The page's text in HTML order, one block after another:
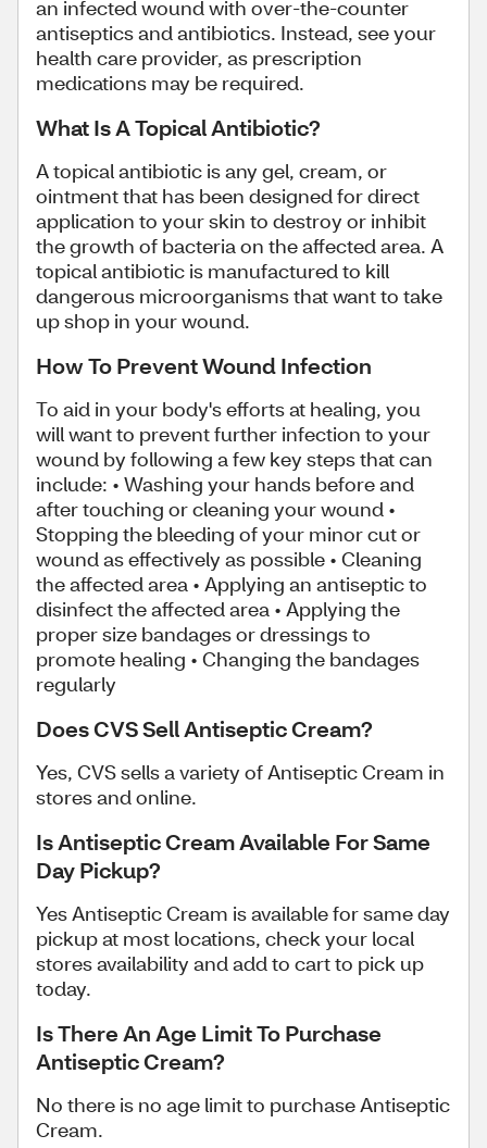
an infected wound with over-the-counter
antiseptics and antibiotics. Instead, see your
health care provider, as prescription
medications may be required.
What Is A Topical Antibiotic?
A topical antibiotic is any gel, cream, or
ointment that has been designed for direct
application to your skin to destroy or inhibit
the growth of bacteria on the affected area. A
topical antibiotic is manufactured to kill
dangerous microorganisms that want to take
up shop in your wound.
How To Prevent Wound Infection
To aid in your body's efforts at healing, you
will want to prevent further infection to your
wound by following a few key steps that can
include: • Washing your hands before and
after touching or cleaning your wound •
Stopping the bleeding of your minor cut or
wound as effectively as possible • Cleaning
the affected area • Applying an antiseptic to
disinfect the affected area • Applying the
proper size bandages or dressings to
promote healing • Changing the bandages
regularly
Does CVS Sell Antiseptic Cream?
Yes, CVS sells a variety of Antiseptic Cream in
stores and online.
Is Antiseptic Cream Available For Same
Day Pickup?
Yes Antiseptic Cream is available for same day
pickup at most locations, check your local
stores availability and add to cart to pick up
today.
Is There An Age Limit To Purchase
Antiseptic Cream?
No there is no age limit to purchase Antiseptic
Cream.